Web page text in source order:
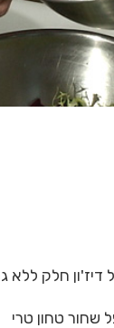
שחור טחון טרי